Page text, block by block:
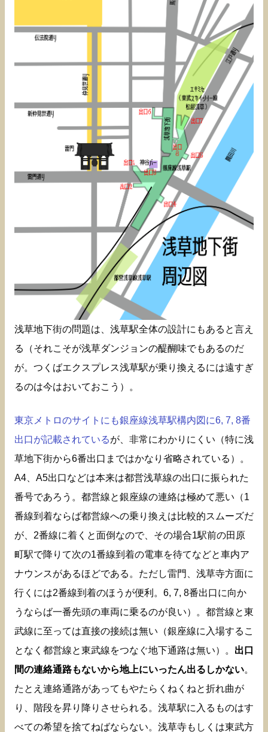
浅草地下街の問題は、浅草駅全体の設計にもあると言え
る（それこそが浅草ダンジョンの醍醐味でもあるのだ
が。つくばエクスプレス浅草駅が乗り換えるには遠すぎ
るのは今はおいておこう）。
東京メトロのサイトにも銀座線浅草駅構内図に6, 7, 8番
出口が記載されているが、非常にわかりにくい（特に浅
草地下街から6番出口まではかなり省略されている）。
A4、A5出口などは本来は都営浅草線の出口に振られた
番号であろう。都営線と銀座線の連絡は極めて悪い（1
番線到着ならば都営線への乗り換えは比較的スムーズだ
が、2番線に着くと面倒なので、その場合1駅前の田原
町駅で降りて次の1番線到着の電車を待てなどと車内ア
ナウンスがあるほどである。ただし雷門、浅草寺方面に
行くには2番線到着のほうが便利。6, 7, 8番出口に向か
うならば一番先頭の車両に乗るのが良い）。都営線と東
武線に至っては直接の接続は無い（銀座線に入場するこ
となく都営線と東武線をつなぐ地下通路は無い）。 出口
間の連絡通路もないから地上にいったん出るしかない。
たとえ連絡通路があってもやたらくねくねと折れ曲が
り、階段を昇り降りさせられる。浅草駅に入るものはす
べての希望を捨てねばならない。浅草寺もしくは東武方